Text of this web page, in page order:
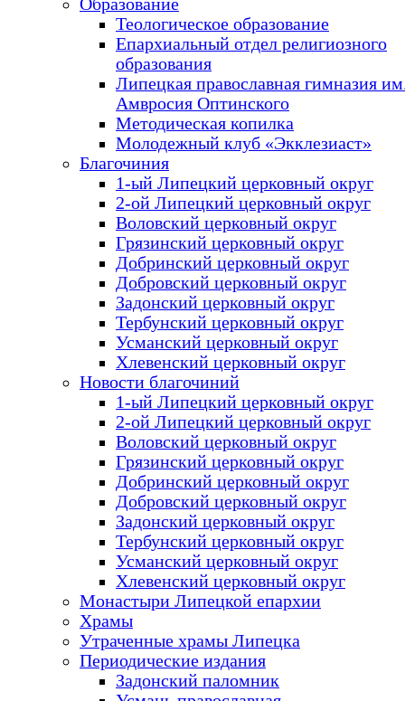
Образование
Теологическое образование
Епархиальный отдел религиозного
образования
Липецкая православная гимназия
Амвросия Оптинского
Методическая копилка
Молодежный клуб «Экклезиаст»
Благочиния
1-ый Липецкий церковный округ
2-ой Липецкий церковный округ
Воловский церковный округ
Грязинский церковный округ
Добринский церковный округ
Добровский церковный округ
Задонский церковный округ
Тербунский церковный округ
Усманский церковный округ
Хлевенский церковный округ
Новости благочиний
1-ый Липецкий церковный округ
2-ой Липецкий церковный округ
Воловский церковный округ
Грязинский церковный округ
Добринский церковный округ
Добровский церковный округ
Задонский церковный округ
Тербунский церковный округ
Усманский церковный округ
Хлевенский церковный округ
Монастыри Липецкой епархии
Храмы
Утраченные храмы Липецка
Периодические издания
Задонский паломник